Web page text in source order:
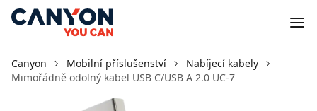
Canyon Mobilní příslušenství
Nabíjecí kabely
Mimořádně odolný kabel USB C/USB A 2.0 UC-7